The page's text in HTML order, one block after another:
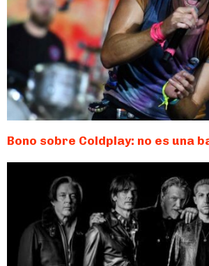
Bono sobre Coldplay: no es una